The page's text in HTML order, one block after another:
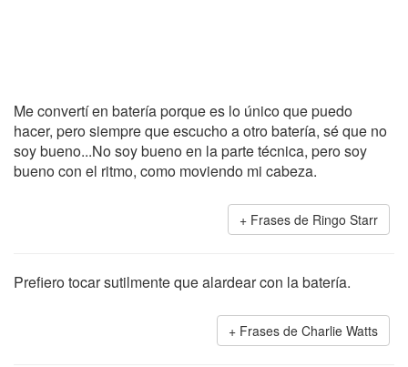
Me convertí en batería porque es lo único que puedo
hacer, pero siempre que escucho a otro batería, sé que no
soy bueno...No soy bueno en la parte técnica, pero soy
bueno con el ritmo, como moviendo mi cabeza.
Frases de Ringo Starr
Prefiero tocar sutilmente que alardear con la batería.
Frases de Charlie Watts